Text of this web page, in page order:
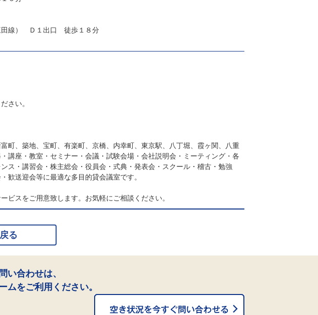
田線） Ｄ１出口 徒歩１８分
さい。
町、築地、宝町、有楽町、京橋、内幸町、東京駅、八丁堀、霞ヶ関、八重
講座・教室・セミナー・会議・試験会場・会社説明会・ミーティング・各
ス・講習会・株主総会・役員会・式典・発表会・スクール・稽古・勉強
歓送迎会等に最適な多目的貸会議室です。
ビスをご用意致します。お気軽にご相談ください。
る
い合わせは、
ムをご利用ください。